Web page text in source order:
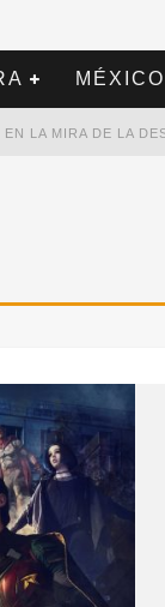
MÉXICO
EN LA MIRA DE LA